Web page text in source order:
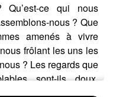
Qu’est-ce qui nous
nous ? Que
amenés à vivre
frôlant les uns les
? Les regards que
sont-ils doux,
cette enquête j’ai